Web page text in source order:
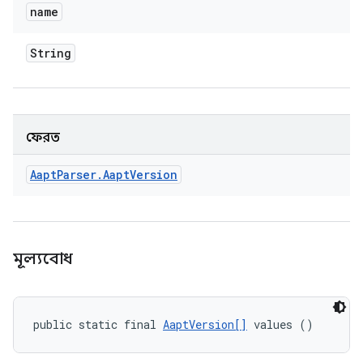
name
String
ফেরত
AaptParser.AaptVersion
মূল্যবোধ
public static final AaptVersion[] values ()